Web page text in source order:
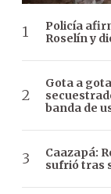
Policía
Roselín y
Gota a
banda de
Caazapá:
sufrió tras